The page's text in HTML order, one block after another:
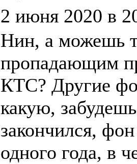
2 июня 2020 в
Нин, а можешь
пропадающим
КТС? Другие
какую,
закончился,
одного года, в